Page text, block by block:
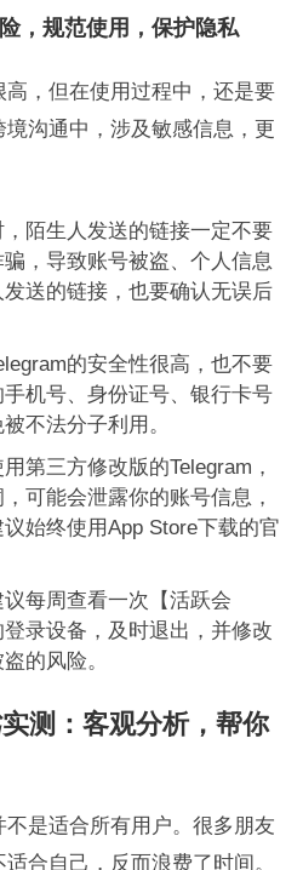
，规范使用，保护隐私
高，但在使用过程中，还是要
沟通中，涉及敏感信息，更
陌生人发送的链接一定不要
，导致账号被盗、个人信息
送的链接，也要确认无误后
的安全性很高，也不要
机号、身份证号、银行卡号
不法分子利用。
第三方修改版的Telegram，
可能会泄露你的账号信息，
始终使用App Store下载的官
每周查看一次【活跃会
录设备，及时退出，并修改
的风险。
测：客观分析，帮你
不是适合所有用户。很多朋友
合自己，反而浪费了时间。